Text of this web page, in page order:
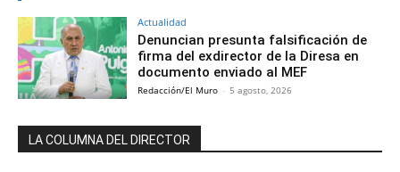
Actualidad
Denuncian presunta falsificación de
firma del exdirector de la Diresa en
documento enviado al MEF
Redacción/El Muro - 5 agosto, 2026
LA COLUMNA DEL DIRECTOR